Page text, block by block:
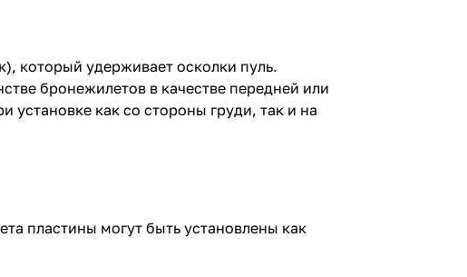
который удерживает осколки пуль.
бронежилетов в качестве передней или
установке как со стороны груди, так и на
пластины могут быть установлены как